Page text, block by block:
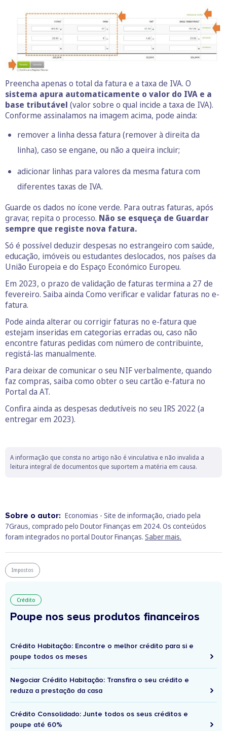
Preencha apenas o total da fatura e a taxa de IVA. O
sistema apura automaticamente o valor do IVA e a
base tributável (valor sobre o qual incide a taxa de IVA).
Conforme assinalamos na imagem acima, pode ainda:
remover a linha dessa fatura (remover à direita da
linha), caso se engane, ou não a queira incluir;
adicionar linhas para valores da mesma fatura com
diferentes taxas de IVA.
Guarde os dados no ícone verde. Para outras faturas, após
gravar, repita o processo. Não se esqueça de Guardar
sempre que registe nova fatura.
Só é possível deduzir despesas no estrangeiro com saúde,
educação, imóveis ou estudantes deslocados, nos países da
União Europeia e do Espaço Económico Europeu.
Em 2023, o prazo de validação de faturas termina a 27 de
fevereiro. Saiba ainda Como verificar e validar faturas no e-
fatura.
Pode ainda alterar ou corrigir faturas no e-fatura que
estejam inseridas em categorias erradas ou, caso não
encontre faturas pedidas com número de contribuinte,
registá-las manualmente.
Para deixar de comunicar o seu NIF verbalmente, quando
faz compras, saiba como obter o seu cartão e-fatura no
Portal da AT.
Confira ainda as despesas dedutíveis no seu IRS 2022 (a
entregar em 2023).
A informação que consta no artigo não é vinculativa e não invalida a
leitura integral de documentos que suportem a matéria em causa.
Sobre o autor: Economias - Site de informação, criado pela
7Graus, comprado pelo Doutor Finanças em 2024. Os conteúdos
foram integrados no portal Doutor Finanças. Saber mais.
Impostos
Crédito
Poupe nos seus produtos financeiros
Crédito Habitação: Encontre o melhor crédito para si e
poupe todos os meses
Negociar Crédito Habitação: Transfira o seu crédito e
reduza a prestação da casa
Crédito Consolidado: Junte todos os seus créditos e
poupe até 60%